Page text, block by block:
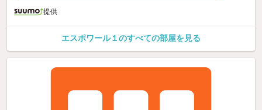
提供
エスポワール１のすべての部屋を見る